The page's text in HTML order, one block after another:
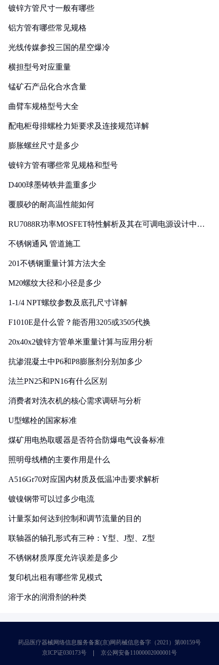
镀锌方管尺寸一般有哪些
铝方管有哪些常见规格
光线传媒参投三国的星空爆冷
横担型号对应重量
锰矿石产品化合水含量
曲臂车规格型号大全
配电柜母排螺栓力矩要求及连接规范详解
膨胀螺丝尺寸是多少
镀锌方管有哪些常见规格和型号
D400球墨铸铁井盖重多少
覆膜砂的耐高温性能如何
RU7088R功率MOSFET特性解析及其在可调电源设计中的
不锈钢通风 管道施工
201不锈钢重量计算方法大全
M20螺纹大径和小径是多少
1-1/4 NPT螺纹参数及底孔尺寸详解
F1010E是什么管？能否用3205或3505代换
20x40x2镀锌方管单米重量计算与应用分析
抗渗混凝土中P6和P8膨胀剂分别加多少
法兰PN25和PN16有什么区别
消费者对洗衣机的核心需求调研与分析
U型螺栓的国家标准
煤矿用电热取暖器是否符合防爆电气设备标准
照明母线槽的主要作用是什么
A516Gr70对应国内材质及低温冲击要求解析
镀镍钢带可以过多少电流
计量泵如何达到控制和调节流量的目的
联轴器的轴孔形式有三种：Y型、J型、Z型
不锈钢材质厚度允许误差是多少
复印机出租有哪些常见模式
溶于水的润滑剂的种类
药品医疗器械网络信息服务备案(京)网药械信息备字（2021）第00159号
京ICP证030173号
京公网安备11000002000001号